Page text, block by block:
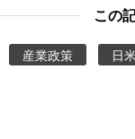
この
産業政策 日